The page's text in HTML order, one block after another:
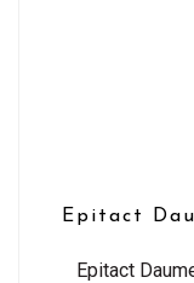
Epitact
Epitact